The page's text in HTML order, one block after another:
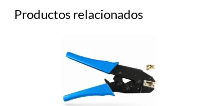
Productos relacionados